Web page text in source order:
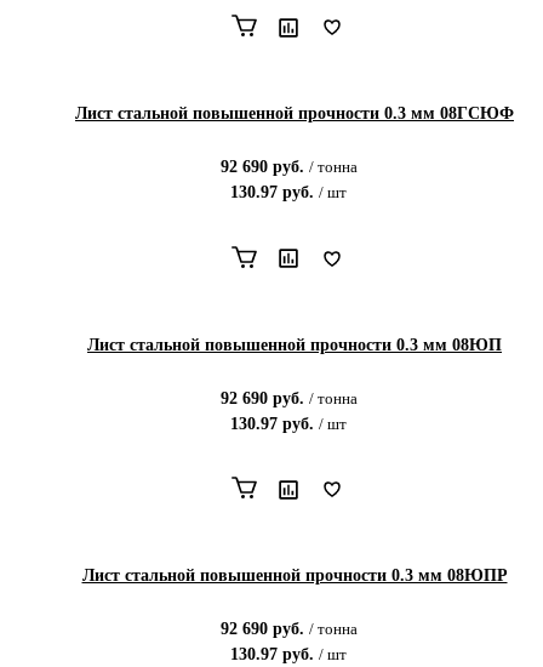
Лист стальной повышенной прочности 0.3 мм 08ГСЮФ
92 690руб. / тонна
130.97 руб. / шт
Лист стальной повышенной прочности 0.3 мм 08ЮП
92 690руб. / тонна
130.97 руб. / шт
Лист стальной повышенной прочности 0.3 мм 08ЮПР
92 690руб. / тонна
130.97 руб. / шт